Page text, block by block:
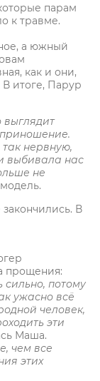
парам
к травме.
а южный
как и они,
итоге, Парур
выглядит
нервную,
выбивала нас
не
В
прощения:
сильно, потому
ужасно всё
человек,
эти
Маша.
чем все
этих